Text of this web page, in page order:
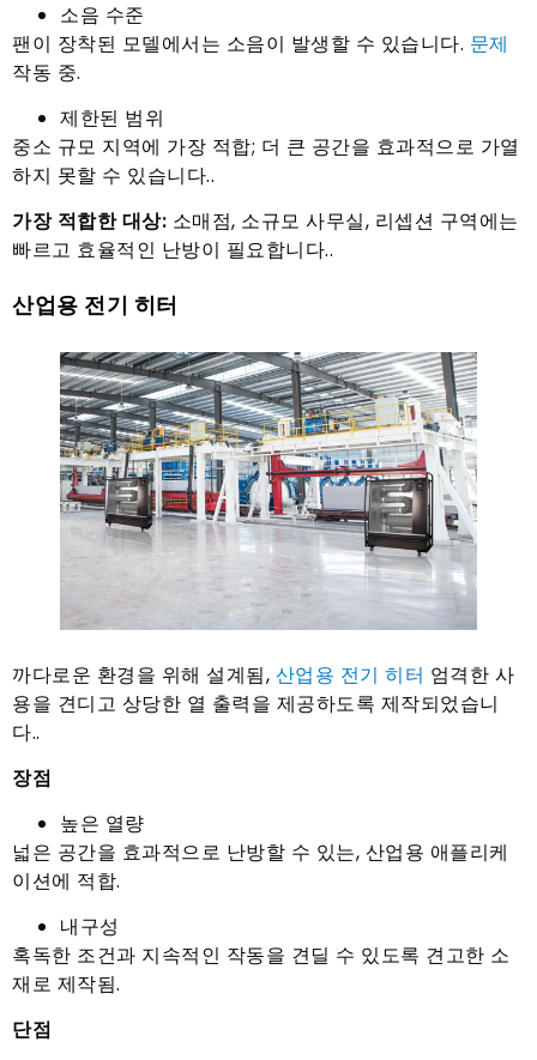
소음 수준
팬이 장착된 모델에서는 소음이 발생할 수 있습니다. 문제
작동 중.
제한된 범위
중소 규모 지역에 가장 적합; 더 큰 공간을 효과적으로 가열
하지 못할 수 있습니다..
가장 적합한 대상: 소매점, 소규모 사무실, 리셉션 구역에는
빠르고 효율적인 난방이 필요합니다..
산업용 전기 히터
까다로운 환경을 위해 설계됨, 산업용 전기 히터 엄격한 사
용을 견디고 상당한 열 출력을 제공하도록 제작되었습니
다..
장점
높은 열량
넓은 공간을 효과적으로 난방할 수 있는, 산업용 애플리케
이션에 적합.
내구성
혹독한 조건과 지속적인 작동을 견딜 수 있도록 견고한 소
재로 제작됨.
단점